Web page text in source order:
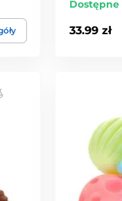
Dostępne
33.99 zł